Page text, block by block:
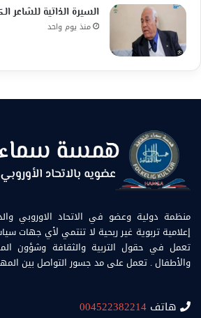
السيرة الذاتية
منذ يوم واحد
منظمة دولية وعضو في الاتحاد الاوروبي
إعلامية تربوية غير ربحية لا تنتمي لأي جهات
تعمل في حقول التربية والثقافة وشؤون
والأطفال . تعمل على مد جسور التواصل بين
هاتف 004522382214